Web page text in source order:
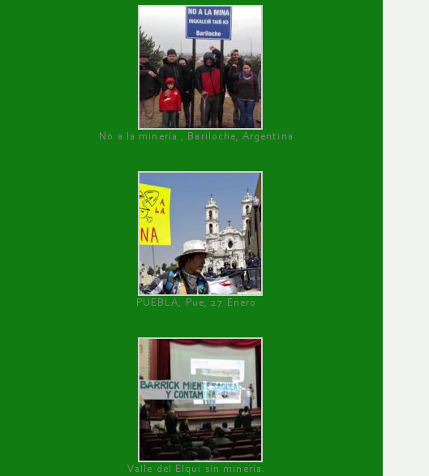
No a la minería , Bariloche, Argentina
PUEBLA, Pue, 27 Enero
Valle del Elqui sin minería.